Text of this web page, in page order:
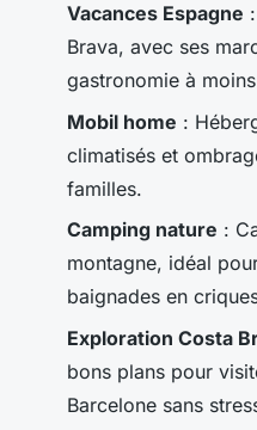
Vacances Espagne
Brava, avec ses
gastronomie à
Mobil home :
climatisés et
familles.
Camping nature :
montagne, idéal
baignades en
Exploration Costa
bons plans pour
Barcelone sans